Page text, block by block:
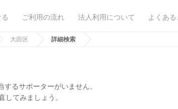
ご利用の流れ 法人利用について よくあ
大田区 詳細検索
するサポーターがいません。
してみましょう。